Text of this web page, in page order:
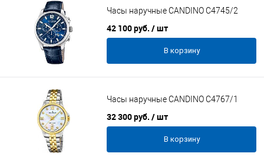
Часы наручные CANDINO C4745/2
42 100 руб. / шт
В корзину
Часы наручные CANDINO C4767/1
32 300 руб. / шт
В корзину